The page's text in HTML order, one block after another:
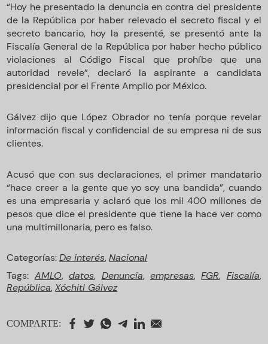
“Hoy he presentado la denuncia en contra del presidente
de la República por haber relevado el secreto fiscal y el
secreto bancario, hoy la presenté, se presentó ante la
Fiscalía General de la República por haber hecho público
violaciones al Código Fiscal que prohíbe que una
autoridad revele”, declaró la aspirante a candidata
presidencial por el Frente Amplio por México.
Gálvez dijo que López Obrador no tenía porque revelar
información fiscal y confidencial de su empresa ni de sus
clientes.
Acusó que con sus declaraciones, el primer mandatario
“hace creer a la gente que yo soy una bandida”, cuando
es una empresaria y aclaró que los mil 400 millones de
pesos que dice el presidente que tiene la hace ver como
una multimillonaria, pero es falso.
Categorías:De interés,Nacional
Tags: AMLO,datos, Denuncia, empresas,FGR, Fiscalía,
República,Xóchitl Gálvez
COMPARTE: